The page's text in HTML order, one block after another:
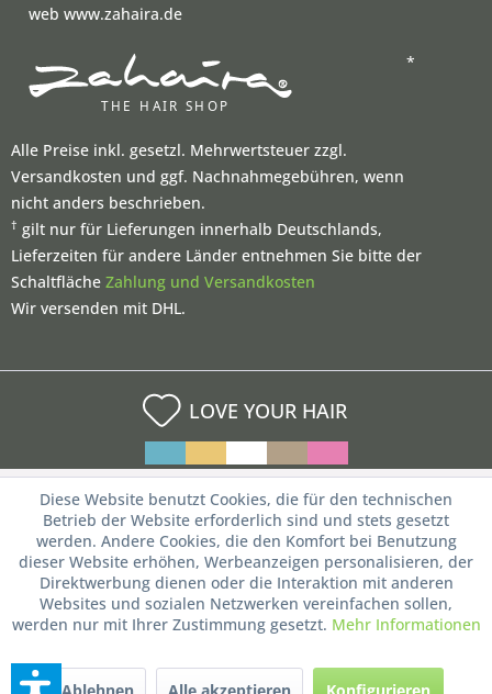
web www.zahaira.de
*
Alle Preise inkl. gesetzl. Mehrwertsteuer zzgl.
Versandkosten und ggf. Nachnahmegebühren, wenn
nicht anders beschrieben.
† gilt nur für Lieferungen innerhalb Deutschlands,
Lieferzeiten für andere Länder entnehmen Sie bitte der
Schaltfläche Zahlung und Versandkosten
Wir versenden mit DHL.
LOVE YOUR HAIR
Diese Website benutzt Cookies, die für den technischen
Betrieb der Website erforderlich sind und stets gesetzt
werden. Andere Cookies, die den Komfort bei Benutzung
dieser Website erhöhen, Werbeanzeigen personalisieren, der
Direktwerbung dienen oder die Interaktion mit anderen
Websites und sozialen Netzwerken vereinfachen sollen,
werden nur mit Ihrer Zustimmung gesetzt. Mehr Informationen